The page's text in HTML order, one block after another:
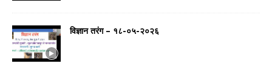
विज्ञान तरंग – १८-०५-२०२६